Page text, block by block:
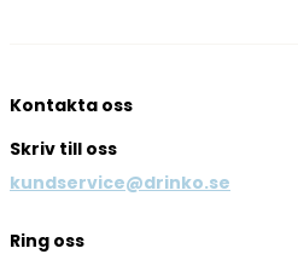
Kontakta oss
Skriv till oss
kundservice@drinko.se
Ring oss